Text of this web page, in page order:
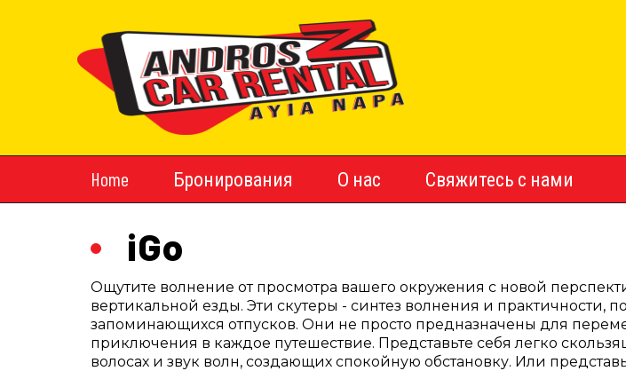
Home Бронирования О нас Свяжитесь с нами
iGo
Ощутите волнение от просмотра вашего окружения с новой
вертикальной езды. Эти скутеры - синтез волнения и практичности,
запоминающихся отпусков. Они не просто предназначены для
приключения в каждое путешествие. Представьте себя легко
волосах и звук волн, создающих спокойную обстановку. Или